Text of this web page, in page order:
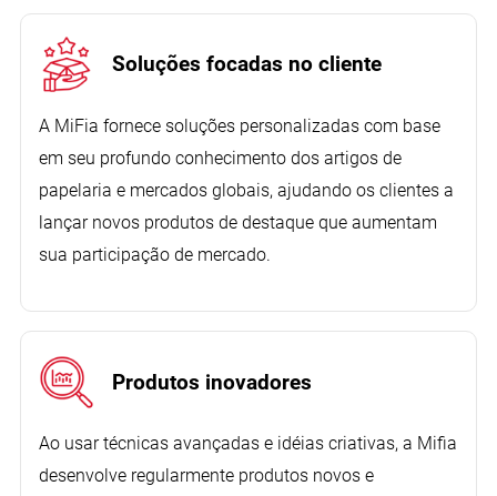
Soluções focadas no cliente
A MiFia fornece soluções personalizadas com base
em seu profundo conhecimento dos artigos de
papelaria e mercados globais, ajudando os clientes a
lançar novos produtos de destaque que aumentam
sua participação de mercado.
Produtos inovadores
Ao usar técnicas avançadas e idéias criativas, a Mifia
desenvolve regularmente produtos novos e